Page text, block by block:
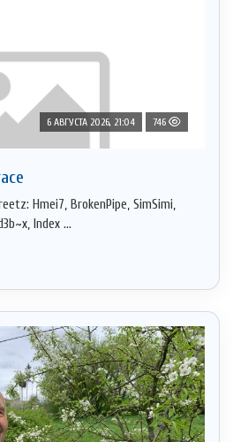
6 АВГУСТА 2026, 21:04 746
Hmei7, BrokenPipe, SimSimi,
Index ...